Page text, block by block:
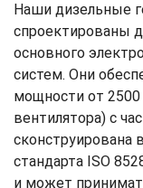
Наши дизельные
спроектированы
основного
систем. Они
мощности от 2500
вентилятора) с
сконструирована
стандарта ISO
и может